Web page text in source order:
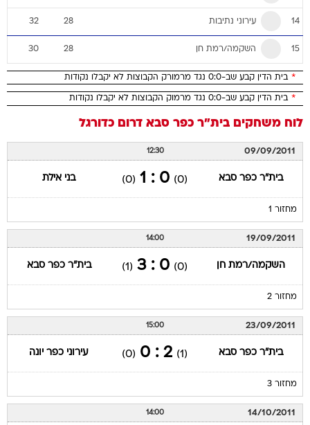
14 עירוני נתיבות 28
32
15 השקמה/רמת חן 28
30
* בית הדין קבע שב-0:0 נגד מרמורק הקבוצות לא יקבלו נקודות
* בית הדין קבע שב-0:0 נגד מרמוק הקבוצות לא יקבלו נקודות
לוח משחקים בית"ר כפר סבא דרום כדורגל
09/09/2011
12:30
בית"ר כפר סבא (0)
0 : 1
(0) בני אילת
מחזור 1
19/09/2011
14:00
השקמה/רמת חן (0)
0 : 3
(1) בית"ר כפר סבא
מחזור 2
23/09/2011
15:00
בית"ר כפר סבא (1)
2 : 0
(0) עירוני כפר יונה
מחזור 3
14/10/2011
14:00